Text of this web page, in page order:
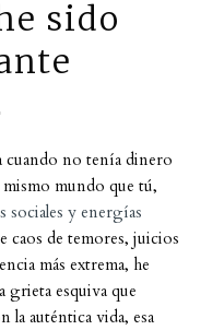
sido
cuando no tenía dinero
mundo que tú,
sociales y energías
caos de temores, juicios
más extrema, he
esquiva que
la auténtica vida, esa